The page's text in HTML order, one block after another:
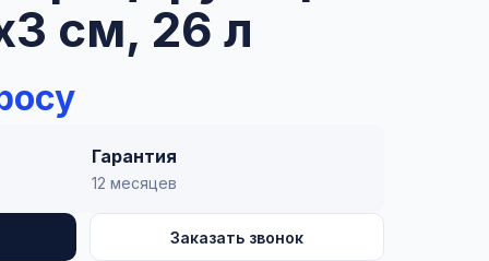
см, 26 л
Гарантия
12 месяцев
Заказать звонок